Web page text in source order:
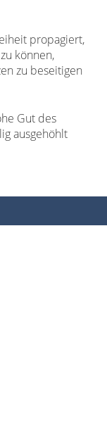
propagiert,
können,
zu beseitigen
Gut des
ausgehöhlt